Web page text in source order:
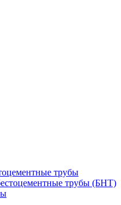
трубы
трубы (БНТ)